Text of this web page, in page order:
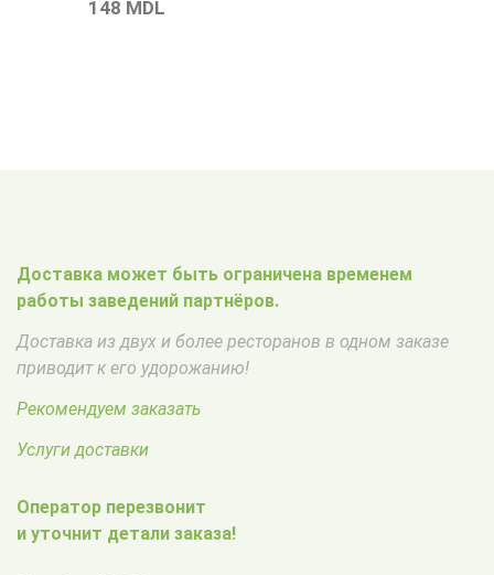
148 MDL
Доставка может быть ограничена временем
работы заведений партнёров.
Доставка из двух и более ресторанов в одном заказе
приводит к его удорожанию!
Рекомендуем заказать
Услуги доставки
Оператор перезвонит
и уточнит детали заказа!